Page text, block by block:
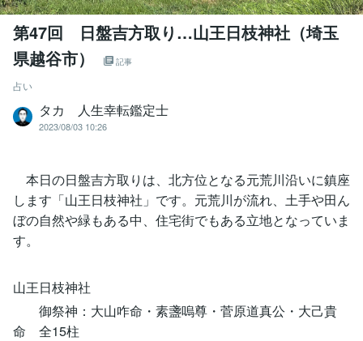
第47回 日盤吉方取り…山王日枝神社（埼玉
県越谷市）
記事
占い
タカ 人生幸転鑑定士
2023/08/03 10:26
本日の日盤吉方取りは、北方位となる元荒川沿いに鎮座
します「山王日枝神社」です。元荒川が流れ、土手や田ん
ぼの自然や緑もある中、住宅街でもある立地となっていま
す。
山王日枝神社
御祭神：大山咋命・素盞嗚尊・菅原道真公・大己貴
命 全15柱